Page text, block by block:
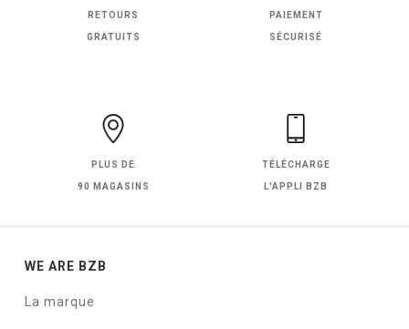
RETOURS
GRATUITS
PAIEMENT
SÉCURISÉ
PLUS DE
90 MAGASINS
TÉLÉCHARGE
L'APPLI BZB
WE ARE BZB
La marque